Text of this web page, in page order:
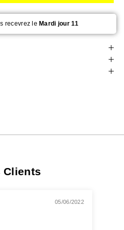
recevrez leMardi jour 11
Clients
05/06/2022